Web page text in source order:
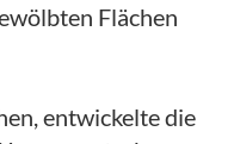
Flächen
entwickelte die